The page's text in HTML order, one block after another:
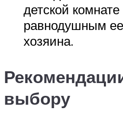
детской
равнодушным
хозяина.
выбору